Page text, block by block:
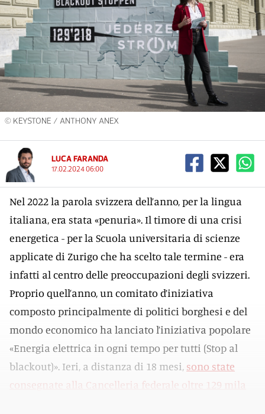
© KEYSTONE / ANTHONY ANEX
LUCA FARANDA
17.02.2024 06:00
Nel 2022 la parola svizzera dell’anno, per la lingua
italiana, era stata «penuria». Il timore di una crisi
energetica - per la Scuola universitaria di scienze
applicate di Zurigo che ha scelto tale termine - era
infatti al centro delle preoccupazioni degli svizzeri.
Proprio quell’anno, un comitato d’iniziativa
composto principalmente di politici borghesi e del
mondo economico ha lanciato l’iniziativa popolare
«Energia elettrica in ogni tempo per tutti (Stop al
blackout)». Ieri, a distanza di 18 mesi, sono state
consegnate alla Cancelleria federale oltre 129 mila